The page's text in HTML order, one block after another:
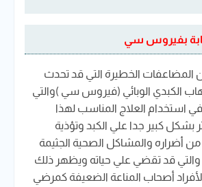
بفيروس سي
المضاعفات الخطيرة التي قد تحدث
الكبدي الوبائي (فيروس سي )والتي
في استخدام العلاج المناسب لهذا
بشكل كبير جدا علي الكبد وتؤذية
أضراره والمشاكل الصحية الجثيمة
والتي قد تقضي علي حياته ويظهر ذلك
أصحاب المناعة الضعيفة كمرضي